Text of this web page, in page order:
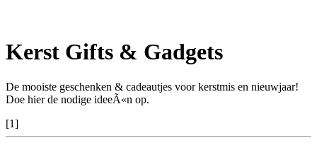
Kerst Gifts & Gadgets
De mooiste geschenken & cadeautjes voor kerstmis en nieuwjaar!
Doe hier de nodige ideeÃ«n op.
[1]